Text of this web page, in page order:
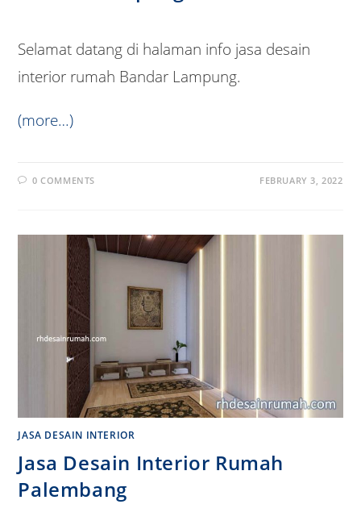
Selamat datang di halaman info jasa desain
interior rumah Bandar Lampung.
(more…)
0 COMMENTS FEBRUARY 3, 2022
JASA DESAIN INTERIOR
Jasa Desain Interior Rumah
Palembang